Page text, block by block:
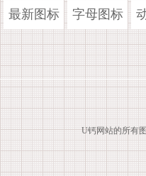
最新图标 字母图标
U钙网站的所有